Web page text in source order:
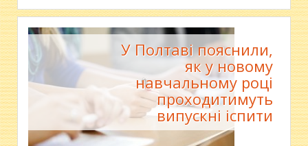
У Полтаві пояснили,
як у новому
навчальному році
проходитимуть
випускні іспити